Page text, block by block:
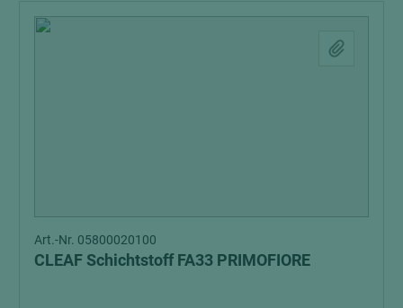
Art.-Nr. 05800020100
CLEAF Schichtstoff FA33 PRIMOFIORE